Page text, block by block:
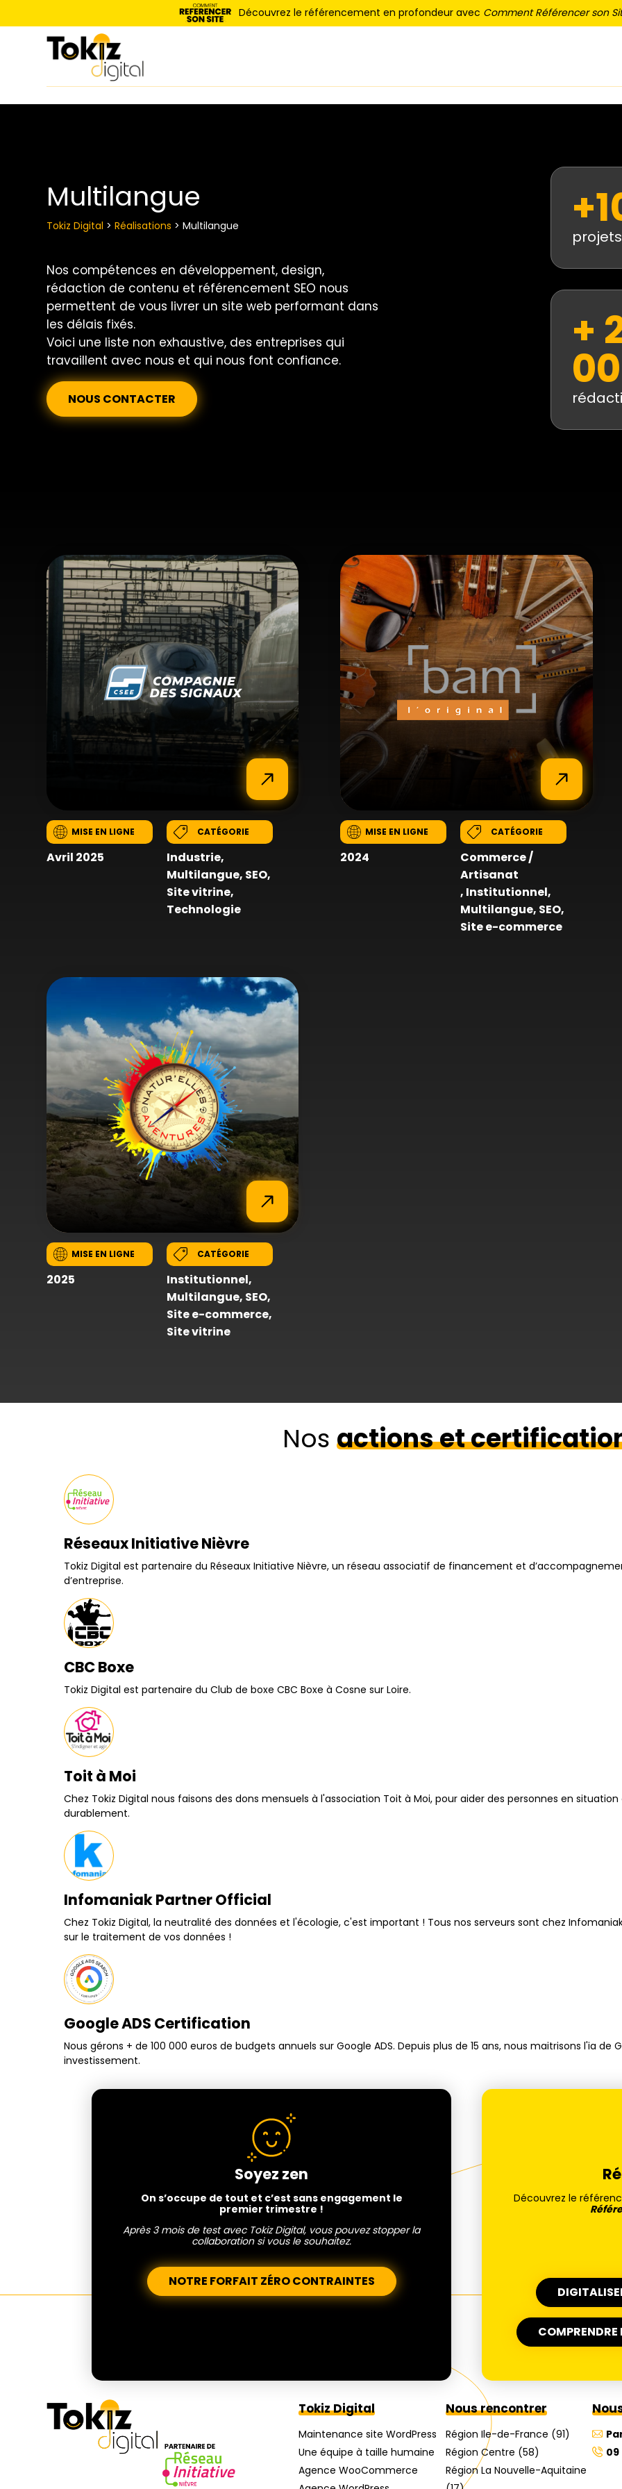
Découvrez le référencement en profondeur avec Comment Référencer son
Multilangue
Tokiz Digital >Réalisations >Multilangue
Nos compétences en développement, design,
rédaction de contenu et référencement SEO nous
permettent de vous livrer un site web performant dans
les délais fixés.
Voici une liste non exhaustive, des entreprises qui
travaillent avec nous et qui nous font confiance.
NOUS CONTACTER
+
MISE EN LIGNE
Avril 2025
CATÉGORIE
Industrie,
Multilangue, SEO,
Site vitrine,
Technologie
MISE EN LIGNE
2024
CATÉGORIE
Commerce /
Artisanat
, Institutionnel,
Multilangue, SEO,
Site e-commerce
MISE EN LIGNE
2025
CATÉGORIE
Institutionnel,
Multilangue, SEO,
Site e-commerce,
Site vitrine
Nos actions et
Réseaux Initiative Nièvre
Tokiz Digital est partenaire du Réseaux Initiative Nièvre, un réseau associatif de financement et
d’entreprise.
CBC Boxe
Tokiz Digital est partenaire du Club de boxe CBC Boxe à Cosne sur Loire.
Toit à Moi
Chez Tokiz Digital nous faisons des dons mensuels à l'association Toit à Moi, pour aider des personnes en
durablement.
Infomaniak Partner Official
Chez Tokiz Digital, la neutralité des données et l'écologie, c'est important ! Tous nos serveurs sont chez
sur le traitement de vos données !
Google ADS Certification
Nous gérons + de 100 000 euros de budgets annuels sur Google ADS. Depuis plus de 15 ans, nous maitrisons l'ia
investissement.
Soyez zen
On s’occupe de tout et c’est sans engagement le
premier trimestre !
Après 3 mois de test avec Tokiz Digital, vous pouvez stopper la
collaboration si vous le souhaitez.
NOTRE FORFAIT ZÉRO CONTRAINTES
Découvrez le
COMPRENDRE
Tokiz Digital
Maintenance site WordPress
Une équipe à taille humaine
Agence WooCommerce
Nous rencontrer
Région Ile-de-France (91)
Région Centre (58)
Région La Nouvelle-Aquitaine
09
Panneau de gestion des cookies